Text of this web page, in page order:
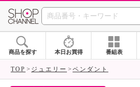
SHOP
商品を探す 本日お買得 番組表
TOP ジュエリー ペンダント